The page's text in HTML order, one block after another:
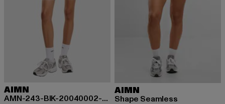
AIMN
AMN-243-BIK-20040002-059 AIMN Ribbed Midi Biker Shorts
AIMN
Shape Seamless